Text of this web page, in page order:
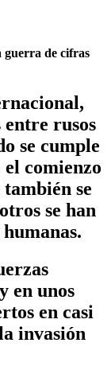
guerra de cifras
rusos
se cumple
comienzo
se
se han
en unos
en casi
invasión